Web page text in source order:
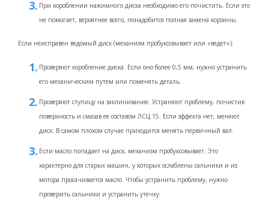
При короблении нажимного диска необходимо его почистить. Если это
не помогает, вероятнее всего, понадобится полная замена корзины.
Если неисправен ведомый диск (механизм пробуксовывает или «ведет»):
Проверяют коробление диска. Если оно более 0,5 мм, нужно устранить
его механическим путем или поменять деталь.
Проверяют ступицу на заклинивание. Устраняют проблему, почистив
поверхность и смазав ее составом ЛСЦ 15. Если эффекта нет, меняют
диск. В самом плохом случае приходится менять первичный вал.
Если масло попадает на диск, механизм пробуксовывает. Это
характерно для старых машин, у которых ослаблены сальники и из
мотора просачивается масло. Чтобы устранить проблему, нужно
проверить сальники и устранить утечку.